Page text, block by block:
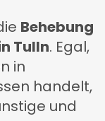
Behebung
Tulln. Egal,
in
handelt,
und